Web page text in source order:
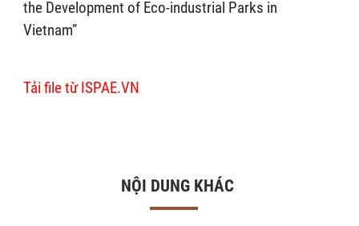
the Development of Eco-industrial Parks in
Vietnam”
Tải file từ ISPAE.VN
NỘI DUNG KHÁC